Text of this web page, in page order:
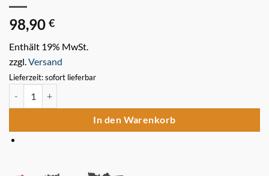
98,90 €
Enthält 19% MwSt.
zzgl.Versand
Lieferzeit: sofort lieferbar
5 x Bimetall Sägeband 1140 x 13 x 0,5 mm 18 ZpZ für Akku
In den Warenkorb